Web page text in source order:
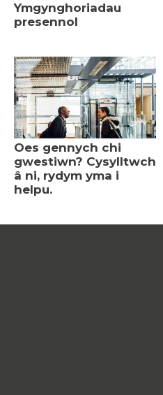
Ymgynghoriadau
presennol
Oes gennych chi
gwestiwn? Cysylltwch
â ni, rydym yma i
helpu.